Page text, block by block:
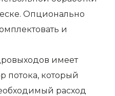
Опционально
и
имеет
потока, который
расход